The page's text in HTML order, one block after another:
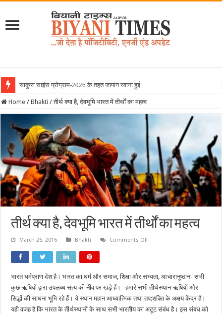
साकुरा साइंस प्रोग्राम-2026 के तहत जापान रवाना हुई बियानी ग्रुप
Home / Bhakti / तीर्थ क्या है, देवभूमि भारत में तीर्थों का महत्व
तीर्थ क्या है, देवभूमि भारत में तीर्थों का महत्व
March 26, 2016 Bhakti Comments Offon
में
तीर्थों
का
महत्व
भारत धर्मप्राण देश है। भारत का धर्म और समाज, शिक्षा और सभ्यता, आचारानुष्ठान- सभी
कुछ ऋषियों द्वारा उपलब्ध सत्य की नींव पर खड़े हैं। हमारे सभी तीर्थस्‍थान ऋषियों और
सिद्धों की साधना भूमि रहे हैं। ये स्थान महान आध्यात्मिक तथा तप:शक्ति के अक्षय केंद्र हैं।
यही वजह है कि भारत के तीर्थस्थानों के साथ सभी भारतीय का अटूट संबंध है। इस संबंध को